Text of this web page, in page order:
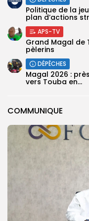
COMMUNIQUE
Politique de la
plan d’actions
APS-TV
Grand Magal de
pèlerins
DÉPÊCHES
Magal 2026 :
vers Touba en...